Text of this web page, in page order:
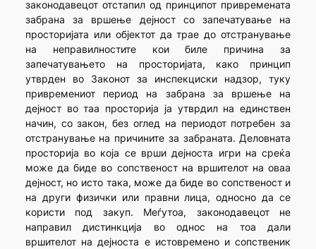
законодавецот отстапил од принципот привремената
забрана за вршење дејност со запечатување на
просторијата или објектот да трае до отстранување
на неправилностите кои биле причина за
запечатувањето на просторијата, како принцип
утврден во Законот за инспекциски надзор, туку
привремениот период на забрана за вршење на
дејност во таа просторија ја утврдил на единствен
начин, со закон, без оглед на периодот потребен за
отстранување на причините за забраната. Деловната
просторија во која се врши дејноста игри на среќа
може да биде во сопственост на вршителот на оваа
дејност, но исто така, може да биде во сопственост и
на други физички или правни лица, односно да се
користи под закуп. Меѓутоа, законодавецот не
направил дистинкција во однос на тоа дали
вршителот на дејноста е истовремено и сопственик